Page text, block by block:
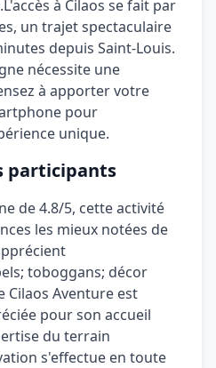
.L'accès à Cilaos se fait par
un trajet spectaculaire
depuis Saint-Louis.
nécessite une
à apporter votre
pour
unique.
participants
de4.8/5, cette activité
les mieux notées de
toboggans; décor
Cilaos Aventure est
pour son accueil
du terrain
s'effectue en toute